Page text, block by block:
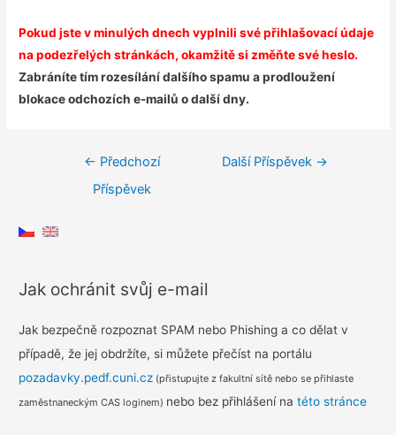
Pokud jste v minulých dnech vyplnili své přihlašovací údaje
na podezřelých stránkách, okamžitě si změňte své heslo.
Zabráníte tím rozesílání dalšího spamu a prodloužení
blokace odchozích e-mailů o další dny.
Navigace
← Předchozí
Příspěvek
Další Příspěvek →
Jak ochránit svůj e-mail
Jak bezpečně rozpoznat SPAM nebo Phishing a co dělat v
případě, že jej obdržíte, si můžete přečíst na portálu
pozadavky.pedf.cuni.cz (přistupujte z fakultní sítě nebo se přihlaste
zaměstnaneckým CAS loginem) nebo bez přihlášení natéto stránce